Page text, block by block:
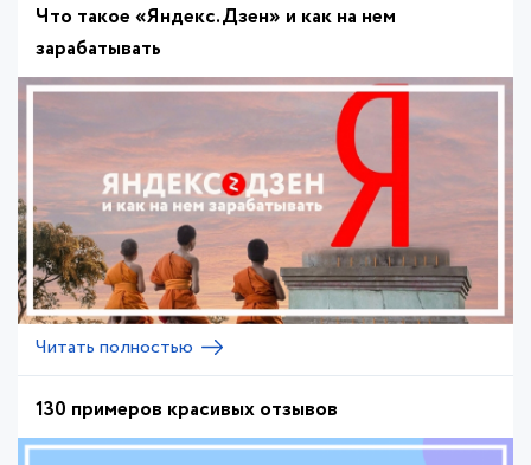
Что такое «Яндекс.Дзен» и как на нем
зарабатывать
Читать полностью
130 примеров красивых отзывов